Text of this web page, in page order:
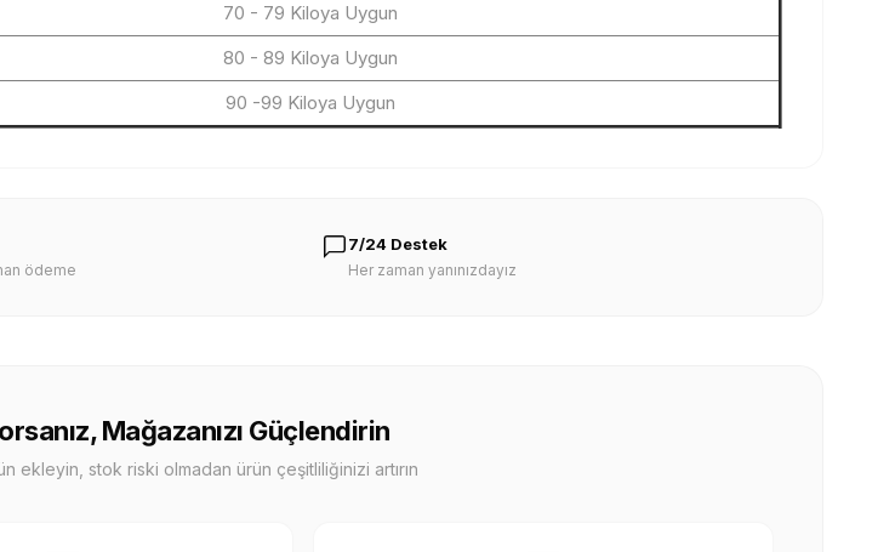
70 - 79 Kiloya Uygun
80 - 89 Kiloya Uygun
90 -99 Kiloya Uygun
ödeme
7/24 Destek
Her zaman yanınızdayız
Mağazanızı Güçlendirin
ekleyin, stok riski olmadan ürün çeşitliliğinizi artırın